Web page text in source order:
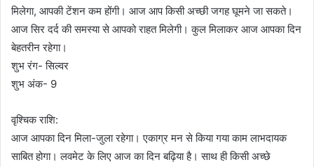
मिलेगा, आपकी टेंशन कम होंगी। आज आप किसी अच्छी जगह घूमने जा सकते।
आज सिर दर्द की समस्या से आपको राहत मिलेगी। कुल मिलाकर आज आपका दिन
बेहतरीन रहेगा।
शुभ रंग- सिल्वर
शुभ अंक- 9
वृश्चिक राशि:
आज आपका दिन मिला-जुला रहेगा। एकाग्र मन से किया गया काम लाभदायक
साबित होगा। लवमेट के लिए आज का दिन बढ़िया है। साथ ही किसी अच्छे